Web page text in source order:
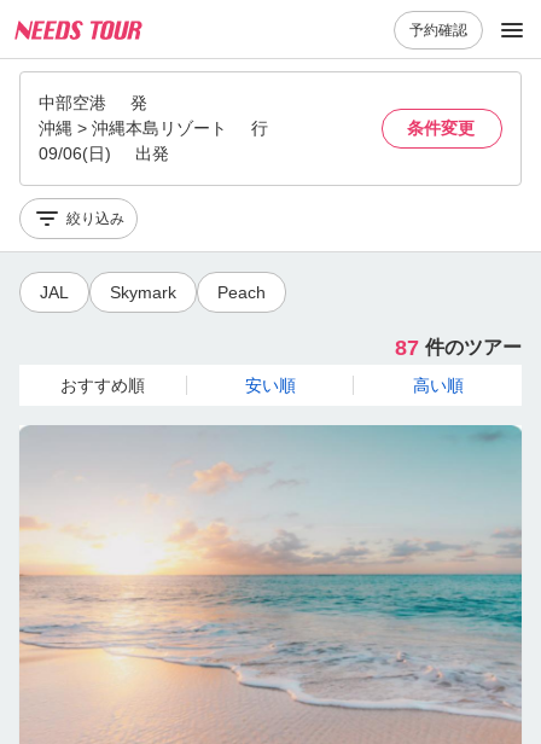
予約確認
中部空港
発
沖縄 > 沖縄本島リゾート
行
09/06(日)
出発
条件変更
絞り込み
JAL Skymark Peach
87 件のツアー
おすすめ順 安い順 高い順